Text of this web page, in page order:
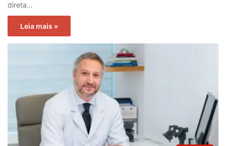
direta…
Leia mais »